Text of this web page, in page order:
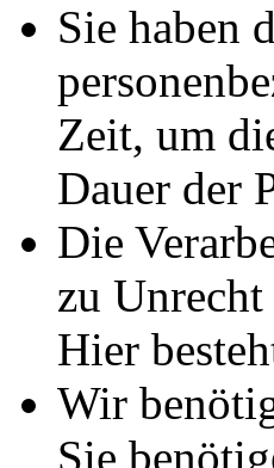
Sie haben
Zeit, um
Dauer der
Die
zu
Hier
Wir
Sie